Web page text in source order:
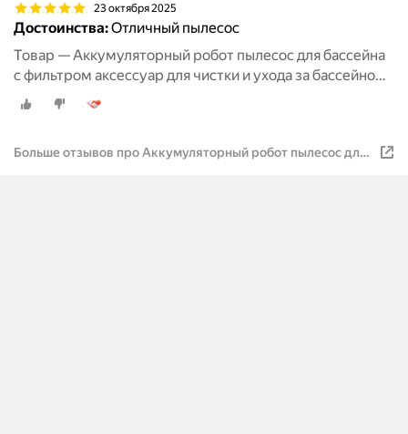
23 октября 2025
Достоинства:Отличный пылесос
Товар — Аккумуляторный робот пылесос для бассейна
с фильтром аксессуар для чистки и ухода за бассейном,
беспроводной робот пылесос до 45 кв. м
Больше отзывов про Аккумуляторный робот пылесос для